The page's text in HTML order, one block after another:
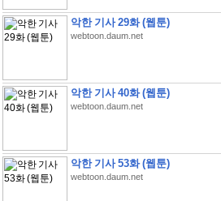
악한 기사 29화 (웹툰)
webtoon.daum.net
악한 기사 40화 (웹툰)
webtoon.daum.net
악한 기사 53화 (웹툰)
webtoon.daum.net